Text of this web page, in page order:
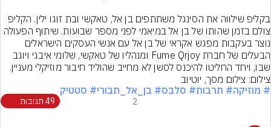
שבו, ויחד החליטו להיכנס לסשן לא מחייב שהוליד חיבור מוזיקלי מעניין.
צילום: צילום מסך, יוטיוב
# מוזיקה# תרבות# סלבס# בן_אל_תבורי# סטטיק
2 49 תגובות